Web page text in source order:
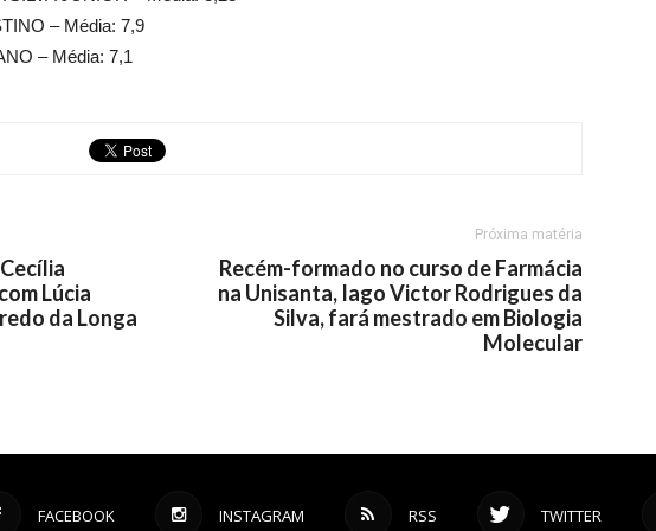
– Média: 7,9
– Média: 7,1
Lúcia
da Longa
Próxima matéria
Recém-formado no curso de Farmácia
na Unisanta, Iago Victor Rodrigues da
Silva, fará mestrado em Biologia
Molecular
FACEBOOK INSTAGRAM RSS TWITTER